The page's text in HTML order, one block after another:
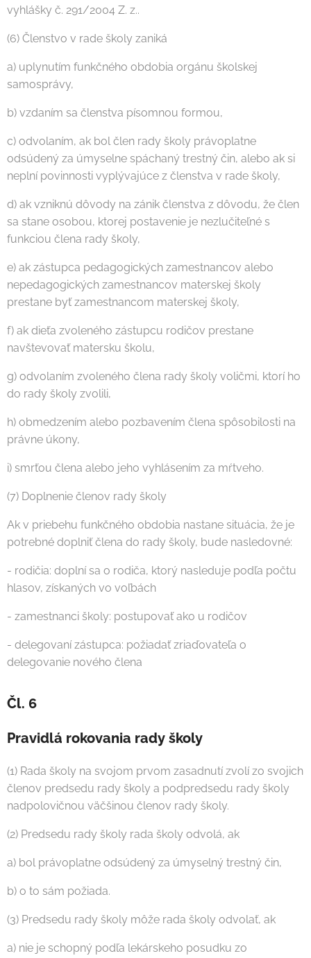
vyhlášky č. 291/2004 Z. z..
(6) Členstvo v rade školy zaniká
a) uplynutím funkčného obdobia orgánu školskej
samosprávy,
b) vzdaním sa členstva písomnou formou,
c) odvolaním, ak bol člen rady školy právoplatne
odsúdený za úmyselne spáchaný trestný čin, alebo ak si
neplní povinnosti vyplývajúce z členstva v rade školy,
d) ak vzniknú dôvody na zánik členstva z dôvodu, že člen
sa stane osobou, ktorej postavenie je nezlučiteľné s
funkciou člena rady školy,
e) ak zástupca pedagogických zamestnancov alebo
nepedagogických zamestnancov materskej školy
prestane byť zamestnancom materskej školy,
f) ak dieťa zvoleného zástupcu rodičov prestane
navštevovať matersku školu,
g) odvolaním zvoleného člena rady školy voličmi, ktorí ho
do rady školy zvolili,
h) obmedzením alebo pozbavením člena spôsobilosti na
právne úkony,
i) smrťou člena alebo jeho vyhlásením za mŕtveho.
(7) Doplnenie členov rady školy
Ak v priebehu funkčného obdobia nastane situácia, že je
potrebné doplniť člena do rady školy, bude nasledovné:
- rodičia: doplní sa o rodiča, ktorý nasleduje podľa počtu
hlasov, získaných vo voľbách
- zamestnanci školy: postupovať ako u rodičov
- delegovaní zástupca: požiadať zriaďovateľa o
delegovanie nového člena
Čl. 6
Pravidlá rokovania rady školy
(1) Rada školy na svojom prvom zasadnutí zvolí zo svojich
členov predsedu rady školy a podpredsedu rady školy
nadpolovičnou väčšinou členov rady školy.
(2) Predsedu rady školy rada školy odvolá, ak
a) bol právoplatne odsúdený za úmyselný trestný čin,
b) o to sám požiada.
(3) Predsedu rady školy môže rada školy odvolať, ak
a) nie je schopný podľa lekárskeho posudku zo